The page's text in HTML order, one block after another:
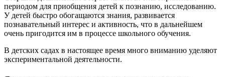
периодом для приобщения детей к познанию, исследованию.
У детей быстро обогащаются знания, развивается
познавательный интерес и активность, что в дальнейшем
очень пригодится им в процессе школьного обучения.
В детских садах в настоящее время много вниманию уделяют
экспериментальной деятельности.